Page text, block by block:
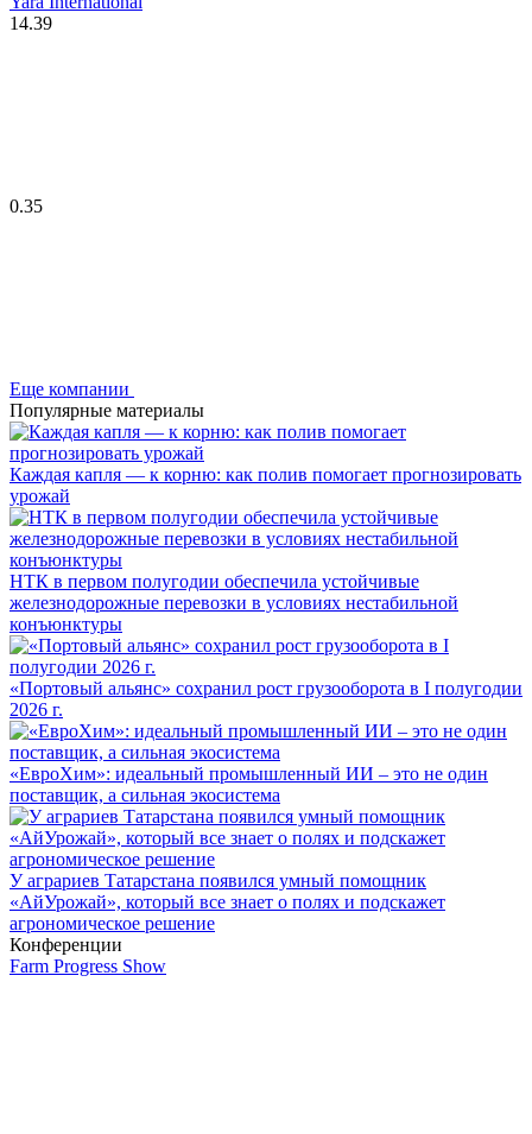
14.39
0.35
Еще компании
Популярные материалы
Каждая капля — к корню: как полив помогает прогнозировать
урожай
НТК в первом полугодии обеспечила устойчивые
железнодорожные перевозки в условиях нестабильной
конъюнктуры
«Портовый альянс» сохранил рост грузооборота в I полугодии
2026 г.
«ЕвроХим»: идеальный промышленный ИИ – это не один
поставщик, а сильная экосистема
У аграриев Татарстана появился умный помощник
«АйУрожай», который все знает о полях и подскажет
агрономическое решение
Конференции
Farm Progress Show